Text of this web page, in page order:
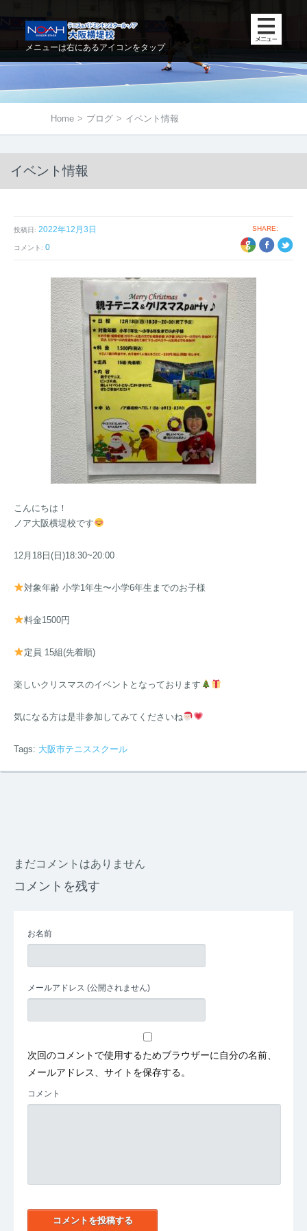
メニューは右にあるアイコンをタップ
Home > ブログ > イベント情報
イベント情報
SHARE:
TWITTER
投稿日: 2022年12月3日
コメント: 0
こんにちは！
ノア大阪横堤校です
12月18日(日)18:30~20:00
対象年齢 小学1年生〜小学6年生までのお子様
料金1500円
定員 15組(先着順)
楽しいクリスマスのイベントとなっております
気になる方は是非参加してみてくださいね
Tags: 大阪市テニススクール
まだコメントはありません
コメントを残す
お名前
メールアドレス (公開されません)
次回のコメントで使用するためブラウザーに自分の名前、
メールアドレス、サイトを保存する。
コメント